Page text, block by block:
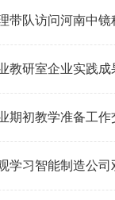
带队访问河南中
教研室企业实践成
期初教学准备工
学习智能制造公